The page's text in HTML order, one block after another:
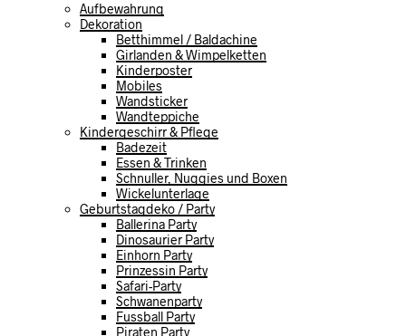
Aufbewahrung
Dekoration
Betthimmel / Baldachine
Girlanden & Wimpelketten
Kinderposter
Mobiles
Wandsticker
Wandteppiche
Kindergeschirr & Pflege
Badezeit
Essen & Trinken
Schnuller, Nuggies und Boxen
Wickelunterlage
Geburtstagdeko / Party
Ballerina Party
Dinosaurier Party
Einhorn Party
Prinzessin Party
Safari-Party
Schwanenparty
Fussball Party
Piraten Party